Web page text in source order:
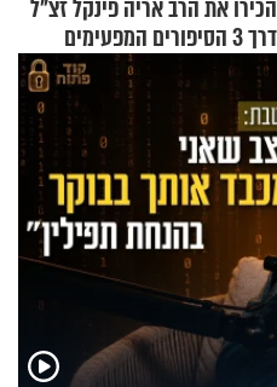
הכירו את הרב אריה פינקל זצ"ל
דרך 3 הסיפורים המפעימים
האלה